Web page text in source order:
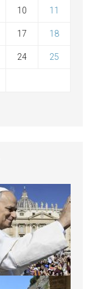
10 11
17 18
24 25